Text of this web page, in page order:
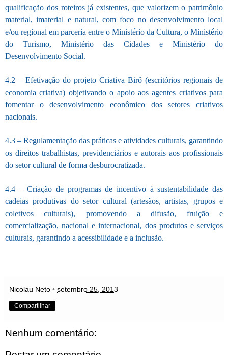
qualificação dos roteiros já existentes, que valorizem o patrimônio
material, imaterial e natural, com foco no desenvolvimento local
e/ou regional em parceria entre o Ministério da Cultura, o Ministério
do Turismo, Ministério das Cidades e Ministério do
Desenvolvimento Social.
4.2 – Efetivação do projeto Criativa Birô (escritórios regionais de
economia criativa) objetivando o apoio aos agentes criativos para
fomentar o desenvolvimento econômico dos setores criativos
nacionais.
4.3 – Regulamentação das práticas e atividades culturais, garantindo
os direitos trabalhistas, previdenciários e autorais aos profissionais
do setor cultural de forma desburocratizada.
4.4 – Criação de programas de incentivo à sustentabilidade das
cadeias produtivas do setor cultural (artesãos, artistas, grupos e
coletivos culturais), promovendo a difusão, fruição e
comercialização, nacional e internacional, dos produtos e serviços
culturais, garantindo a acessibilidade e a inclusão.
Nicolau Neto • setembro 25, 2013
Compartilhar
Nenhum comentário: